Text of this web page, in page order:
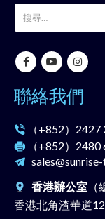
聯絡我們
（+852） 2427
（+852） 2480
香港辦公室 （
香港北角渣華道